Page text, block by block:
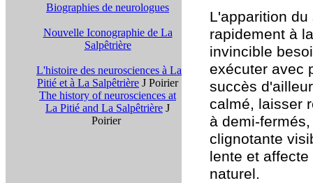
Biographies de neurologues
Nouvelle Iconographie de La
Salpêtrière
L'histoire des neurosciences à La
Pitié et à La Salpêtrière J Poirier
The history of neurosciences at
La Pitié and La Salpêtrière J
Poirier
L'apparition
rapidement à
invincible
exécuter avec
succès
calmé, laisser
à demi-
clignotante
lente et
naturel.